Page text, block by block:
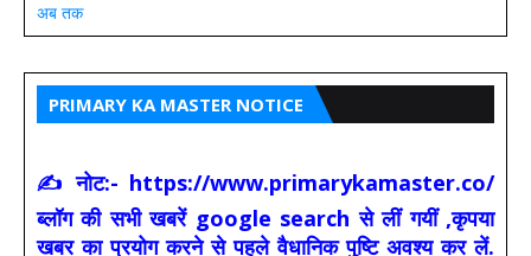
अब तक
PRIMARY KA MASTER NOTICE
✍ नोट:- https://www.primarykamaster.co/
ब्लॉग की सभी खबरें google search से लीं गयीं ,कृपया
खबर का प्रयोग करने से पहले वैधानिक पुष्टि अवश्य कर लें.